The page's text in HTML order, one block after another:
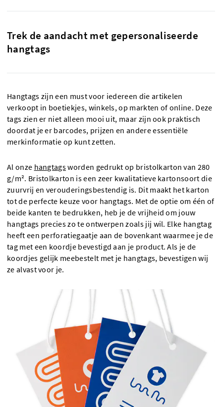
Trek de aandacht met gepersonaliseerde
hangtags
Hangtags zijn een must voor iedereen die artikelen
verkoopt in boetiekjes, winkels, op markten of online. Deze
tags zien er niet alleen mooi uit, maar zijn ook praktisch
doordat je er barcodes, prijzen en andere essentiële
merkinformatie op kunt zetten.
Al onze hangtagsworden gedrukt op bristolkarton van 280
g/m². Bristolkarton is een zeer kwalitatieve kartonsoort die
zuurvrij en verouderingsbestendig is. Dit maakt het karton
tot de perfecte keuze voor hangtags. Met de optie om één of
beide kanten te bedrukken, heb je de vrijheid om jouw
hangtags precies zo te ontwerpen zoals jij wil. Elke hangtag
heeft een perforatiegaatje aan de bovenkant waarmee je de
tag met een koordje bevestigd aan je product. Als je de
koordjes gelijk meebestelt met je hangtags, bevestigen wij
ze alvast voor je.